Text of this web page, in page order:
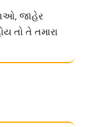
જાહેર
તો તે તમારા